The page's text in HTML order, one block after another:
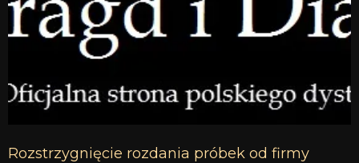
Rozstrzygnięcie rozdania próbek od firmy